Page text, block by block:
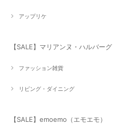
アップリケ
【SALE】マリアンヌ・ハルバーグ
ファッション雑貨
リビング・ダイニング
【SALE】emoemo（エモエモ）